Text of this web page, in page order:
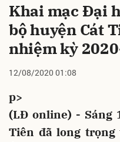
Khai mạc Đại
bộ huyện Cát
nhiệm kỳ
12/08/2020 01:08
p>
(LĐ online) - Sáng
Tiên đã long